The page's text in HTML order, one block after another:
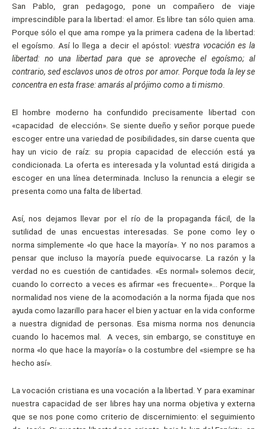
San Pablo, gran pedagogo, pone un compañero de viaje
imprescindible para la libertad: el amor. Es libre tan sólo quien ama.
Porque sólo el que ama rompe ya la primera cadena de la libertad:
el egoísmo. Así lo llega a decir el apóstol:vuestra vocación es la
libertad: no una libertad para que se aproveche el egoísmo; al
contrario, sed esclavos unos de otros por amor. Porque toda la ley se
concentra en esta frase: amarás al prójimo como a ti mismo
El hombre moderno ha confundido precisamente libertad con
«capacidad de elección». Se siente dueño y señor porque puede
escoger entre una variedad de posibilidades, sin darse cuenta que
hay un vicio de raíz: su propia capacidad de elección está ya
condicionada. La oferta es interesada y la voluntad está dirigida a
escoger en una línea determinada. Incluso la renuncia a elegir se
presenta como una falta de libertad.
Así, nos dejamos llevar por el río de la propaganda fácil, de la
sutilidad de unas encuestas interesadas. Se pone como ley o
norma simplemente «lo que hace la mayoría». Y no nos paramos a
pensar que incluso la mayoría puede equivocarse. La razón y la
verdad no es cuestión de cantidades. «Es normal» solemos decir,
cuando lo correcto a veces es afirmar «es frecuente»… Porque la
normalidad nos viene de la acomodación a la norma fijada que nos
ayuda como lazarillo para hacer el bien y actuar en la vida conforme
a nuestra dignidad de personas. Esa misma norma nos denuncia
cuando lo hacemos mal. A veces, sin embargo, se constituye en
norma «lo que hace la mayoría» o la costumbre del «siempre se ha
hecho así».
La vocación cristiana es una vocación a la libertad. Y para examinar
nuestra capacidad de ser libres hay una norma objetiva y externa
que se nos pone como criterio de discernimiento: el seguimiento